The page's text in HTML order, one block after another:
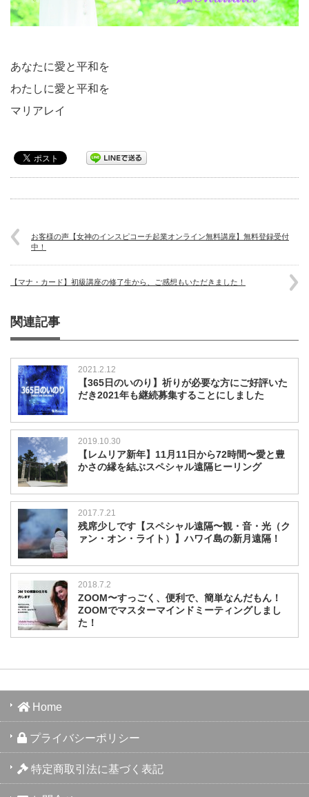
あなたに愛と平和を
わたしに愛と平和を
マリアレイ
お客様の声【女神のインスピコーチ起業オンライン無料講座】無料登録受付
中！
【マナ・カード】初級講座の修了生から、ご感想もいただきました！
関連記事
2021.2.12
【365日のいのり】祈りが必要な方にご好評いた
だき2021年も継続募集することにしました
2019.10.30
【レムリア新年】11月11日から72時間〜愛と豊
かさの縁を結ぶスペシャル遠隔ヒーリング
2017.7.21
残席少しです【スペシャル遠隔〜観・音・光（ク
ァン・オン・ライト）】ハワイ島の新月遠隔！
2018.7.2
ZOOM〜すっごく、便利で、簡単なんだもん！
ZOOMでマスターマインドミーティングしまし
た！
Home
プライバシーポリシー
特定商取引法に基づく表記